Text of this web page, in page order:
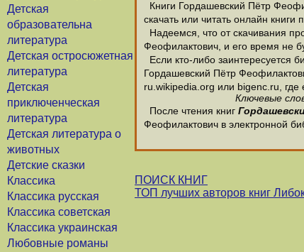
Детская
образовательна
литература
Детская остросюжетная
литература
Детская
приключенческая
литература
Детская литература о
животных
Детские сказки
Классика
Классика русская
Классика советская
Классика украинская
Любовные романы
Книги Гордашевский Пётр
скачать или читать онлайн
Надеемся, что от скачивания
Феофилактович, и его время не
Если кто-либо заинтересуется
Гордашевский Пётр
ru.wikipedia.org или bigenc.ru,
Ключевые
После чтения книг
Феофилактович в электронной
ПОИСК КНИГ
ТОП лучших авторов книг